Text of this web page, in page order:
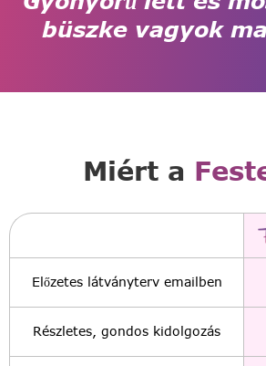
büszke vagyok
Miért a
Előzetes látványterv emailben
Részletes, gondos kidolgozás